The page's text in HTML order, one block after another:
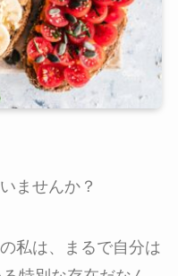
ませんか？
私は、まるで自分は